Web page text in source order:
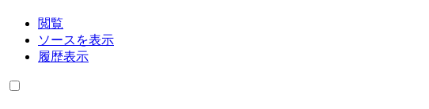
閲覧
ソースを表示
履歴表示